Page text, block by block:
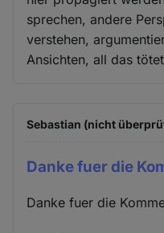
sprechen, andere
verstehen,
Ansichten, all das
Sebastian (nicht
Danke fuer die
Danke fuer die